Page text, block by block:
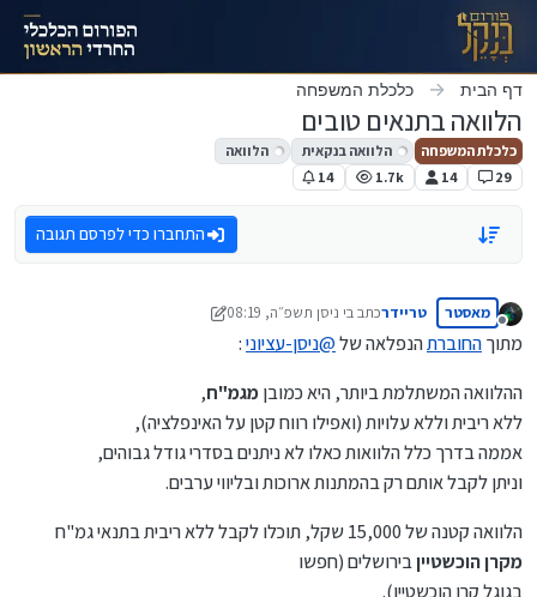
דילוג לתוכן
דף הבית כלכלת המשפחה
הלוואה בתנאים טובים
כלכלת המשפחה הלוואה בנקאית
הלוואה
29
14
1.7k
14
התחברו כדי לפרסם תגובה
מנותק
מאסטר טריידרכתב בי ניסן תשפ״ה, 08:19
נערך לאחרונה על ידי טריידר
מתוךהחוברתהנפלאה של@ניסן-עציוני:
ההלוואה המשתלמת ביותר, היא כמובןמגמ"ח,
ללא ריבית וללא עלויות (ואפילו רווח קטן על האינפלציה),
אממה בדרך כלל הלוואות כאלו לא ניתנים בסדרי גודל גבוהים,
וניתן לקבל אותם רק בהמתנות ארוכות ובליווי ערבים.
הלוואה קטנה של 15,000 שקל, תוכלו לקבל ללא ריבית בתנאי גמ"ח
מקרן הוכשטייןבירושלים (חפשו